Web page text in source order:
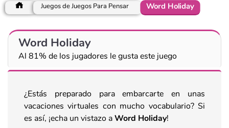
Juegos de Juegos Para Pensar Word Holiday
Word Holiday
Al 81% de los jugadores le gusta este juego
¿Estás preparado para embarcarte en unas
vacaciones virtuales con mucho vocabulario? Si
es así, ¡echa un vistazo aWord Holiday!